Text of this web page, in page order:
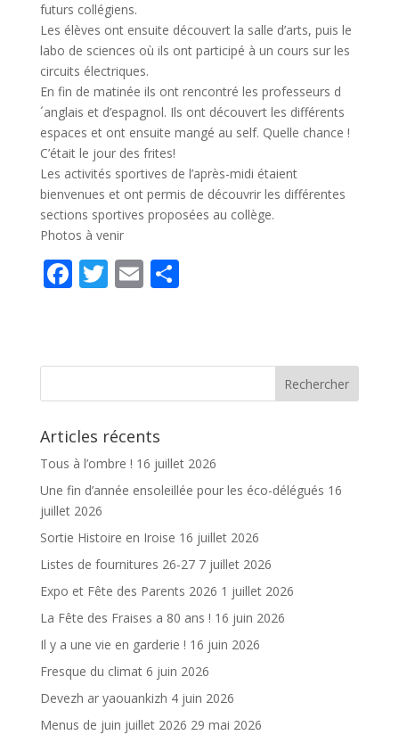
futurs collégiens.
Les élèves ont ensuite découvert la salle d’arts, puis le
labo de sciences où ils ont participé à un cours sur les
circuits électriques.
En fin de matinée ils ont rencontré les professeurs d
´anglais et d’espagnol. Ils ont découvert les différents
espaces et ont ensuite mangé au self. Quelle chance !
C’était le jour des frites!
Les activités sportives de l’après-midi étaient
bienvenues et ont permis de découvrir les différentes
sections sportives proposées au collège.
Photos à venir
F
b
k
T
er
E
l
P
g
Articles récents
Tous à l’ombre ! 16 juillet 2026
Une fin d’année ensoleillée pour les éco-délégués 16
juillet 2026
Sortie Histoire en Iroise 16 juillet 2026
Listes de fournitures 26-27 7 juillet 2026
Expo et Fête des Parents 2026 1 juillet 2026
La Fête des Fraises a 80 ans ! 16 juin 2026
Il y a une vie en garderie ! 16 juin 2026
Fresque du climat 6 juin 2026
Devezh ar yaouankizh 4 juin 2026
Menus de juin juillet 2026 29 mai 2026